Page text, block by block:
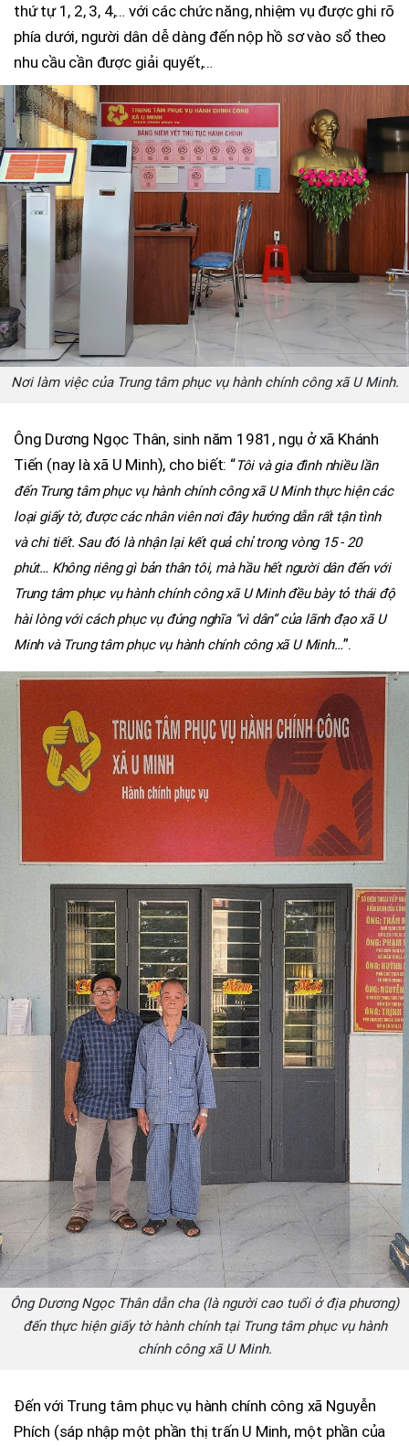
thứ tự 1, 2, 3, 4,… với các chức năng, nhiệm vụ được ghi rõ
phía dưới, người dân dễ dàng đến nộp hồ sơ vào sổ theo
nhu cầu cần được giải quyết,…
Nơi làm việc của Trung tâm phục vụ hành chính công xã U Minh.
Ông Dương Ngọc Thân, sinh năm 1981, ngụ ở xã Khánh
Tiến (nay là xã U Minh), cho biết: “Tôi và gia đình nhiều lần
đến Trung tâm phục vụ hành chính công xã U Minh thực hiện các
loại giấy tờ, được các nhân viên nơi đây hướng dẫn rất tận tình
và chi tiết. Sau đó là nhận lại kết quả chỉ trong vòng 15 - 20
phút… Không riêng gì bản thân tôi, mà hầu hết người dân đến với
Trung tâm phục vụ hành chính công xã U Minh đều bày tỏ thái độ
hài lòng với cách phục vụ đúng nghĩa “vì dân” của lãnh đạo xã U
Minh và Trung tâm phục vụ hành chính công xã U Minh…”.
Ông Dương Ngọc Thân dẫn cha (là người cao tuổi ở địa phương)
đến thực hiện giấy tờ hành chính tại Trung tâm phục vụ hành
chính công xã U Minh.
Đến với Trung tâm phục vụ hành chính công xã Nguyễn
Phích (sáp nhập một phần thị trấn U Minh, một phần của